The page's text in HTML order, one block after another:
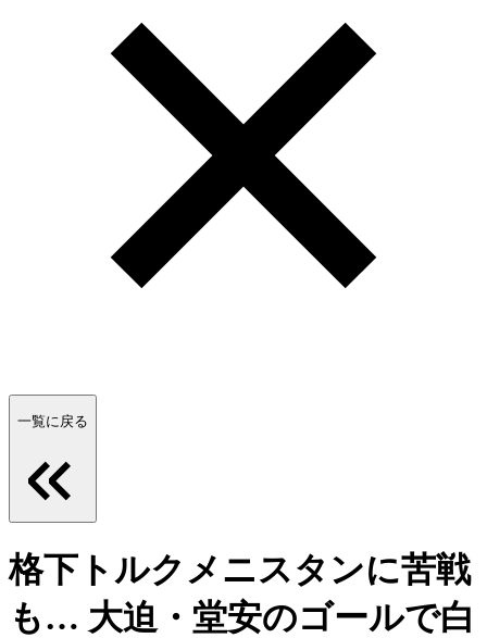
一覧に戻る
格下トルクメニスタンに苦戦
も… 大迫・堂安のゴールで白